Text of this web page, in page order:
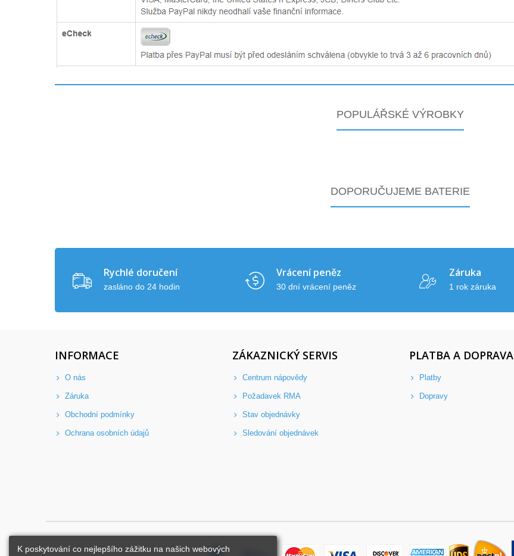
POPULÁŘSKÉ VÝROBKY
DOPORUČUJEME BATERIE
Rychlé doručení
zasláno do 24 hodin
Vrácení peněz
30 dní vrácení peněz
Záruka
1 rok záruka
INFORMACE
O nás
Záruka
Obchodní podmínky
Ochrana osobních údajů
ZÁKAZNICKÝ SERVIS
Centrum nápovědy
Požadavek RMA
Stav objednávky
Sledování objednávek
PLATBA A DOPRAVA
Platby
Dopravy
K poskytování co nejlepšího zážitku na našich webových